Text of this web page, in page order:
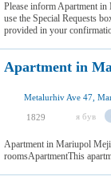
Please inform Apartment
use the Special Requests
provided in your
Apartment in
Metalurhiv Ave 47,
1829 я був
Apartment in Mariupol
roomsApartmentThis